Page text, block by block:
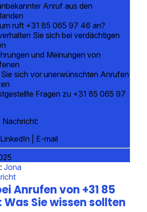
Anruf aus den
ruft +31 85 065 97 46 an?
Sie sich bei verdächtigen
und Meinungen von
sich vor unerwünschten Anrufen
Fragen zu +31 85 065 97
Nachricht:
LinkedIn| E-mail
Jona
Anrufen von +31 85
Was Sie wissen sollten